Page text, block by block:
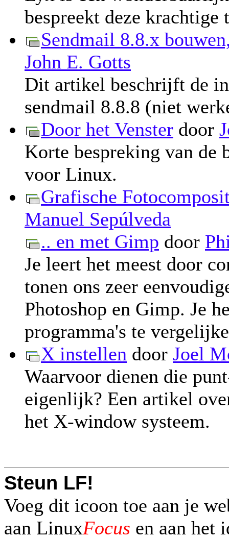
bespreekt deze krachtige
Sendmail 8.8.x
John E. Gotts
Dit artikel beschrijft de
sendmail 8.8.8 (niet
Door het Venster door
Korte bespreking van de
voor Linux.
Grafische
Manuel Sepúlveda
.. en met Gimp door
Je leert het meest door
tonen ons zeer
Photoshop en Gimp. Je
programma's te
X instellen door Joel
Waarvoor dienen die
eigenlijk? Een artikel
het X-window systeem.
Steun LF!
Voeg dit icoon toe aan je
aan LinuxFocus en aan het